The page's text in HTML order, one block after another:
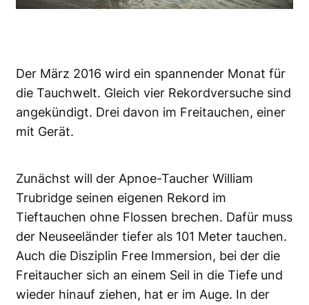
Der März 2016 wird ein spannender Monat für
die Tauchwelt. Gleich vier Rekordversuche sind
angekündigt. Drei davon im Freitauchen, einer
mit Gerät.
Zunächst will der Apnoe-Taucher William
Trubridge seinen eigenen Rekord im
Tieftauchen ohne Flossen brechen. Dafür muss
der Neuseeländer tiefer als 101 Meter tauchen.
Auch die Disziplin Free Immersion, bei der die
Freitaucher sich an einem Seil in die Tiefe und
wieder hinauf ziehen, hat er im Auge. In der